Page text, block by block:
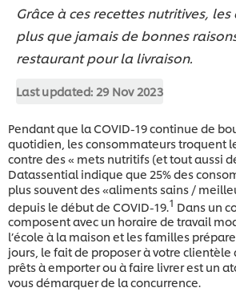
Grâce à ces recettes nutritives,
plus que jamais de bonnes
restaurant pour la livraison.
Last updated: 29 Nov 2023
Pendant que la COVID-19 continue de
quotidien, les consommateurs troquent
contre des « mets nutritifs (et tout aussi
Datassential indique que 25% des
plus souvent des «aliments sains /
depuis le début de COVID-19. 1 Dans un
composent avec un horaire de travail
l’école à la maison et les familles
jours, le fait de proposer à votre
prêts à emporter ou à faire livrer est un
vous démarquer de la concurrence.